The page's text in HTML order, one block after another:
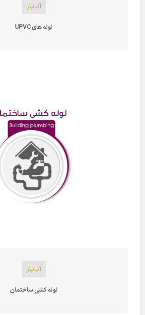
آتایار
لوله های UPVC
آتایار
لوله کشی ساختمان